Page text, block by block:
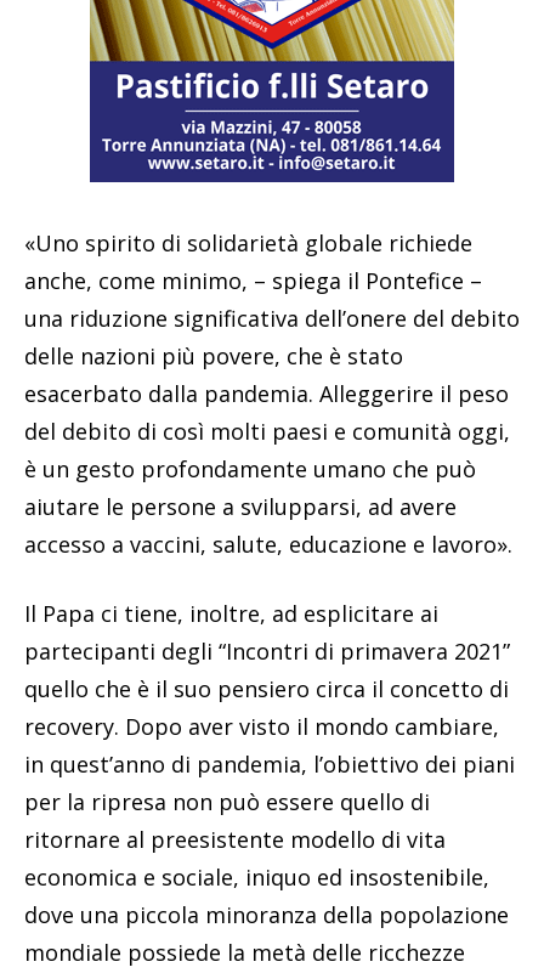
«Uno spirito di solidarietà globale richiede
anche, come minimo, – spiega il Pontefice –
una riduzione significativa dell’onere del debito
delle nazioni più povere, che è stato
esacerbato dalla pandemia. Alleggerire il peso
del debito di così molti paesi e comunità oggi,
è un gesto profondamente umano che può
aiutare le persone a svilupparsi, ad avere
accesso a vaccini, salute, educazione e lavoro».
Il Papa ci tiene, inoltre, ad esplicitare ai
partecipanti degli “Incontri di primavera 2021”
quello che è il suo pensiero circa il concetto di
recovery. Dopo aver visto il mondo cambiare,
in quest’anno di pandemia, l’obiettivo dei piani
per la ripresa non può essere quello di
ritornare al preesistente modello di vita
economica e sociale, iniquo ed insostenibile,
dove una piccola minoranza della popolazione
mondiale possiede la metà delle ricchezze